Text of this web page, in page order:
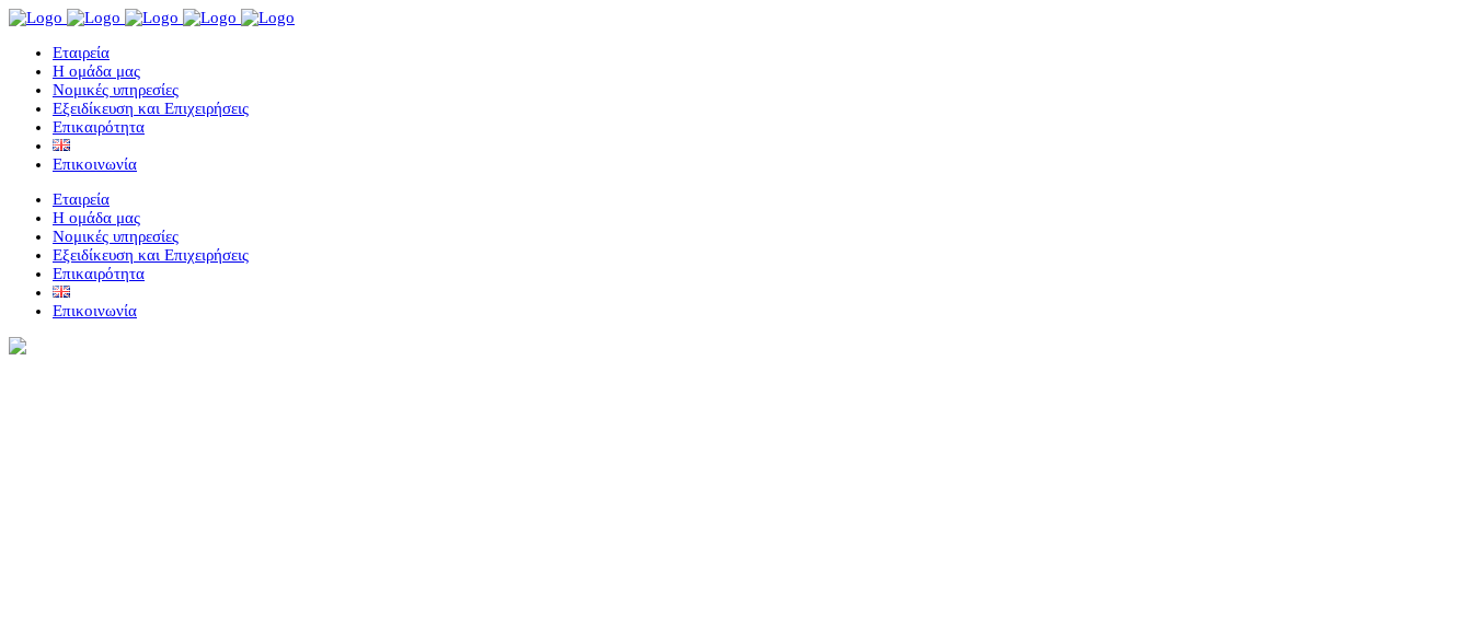
Eταιρεία
Η ομάδα μας
Νομικές υπηρεσίες
Εξειδίκευση και Επιχειρήσεις
Επικαιρότητα
Επικοινωνία
Eταιρεία
Η ομάδα μας
Νομικές υπηρεσίες
Εξειδίκευση και Επιχειρήσεις
Επικαιρότητα
Επικοινωνία